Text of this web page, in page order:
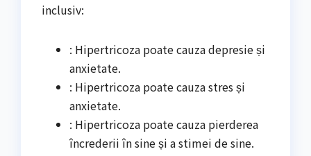
inclusiv:
: Hipertricoza poate cauza depresie și
anxietate.
: Hipertricoza poate cauza stres și
anxietate.
: Hipertricoza poate cauza pierderea
încrederii în sine și a stimei de sine.